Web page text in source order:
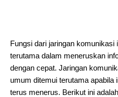
Fungsi dari jaringan
terutama dalam meneruskan
dengan cepat. Jaringan
umum ditemui terutama apabila
terus menerus. Berikut ini